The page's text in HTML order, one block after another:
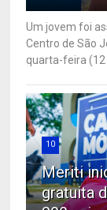
Um jovem foi
Centro de São
quarta-feira (12
10
Meriti
gratuita